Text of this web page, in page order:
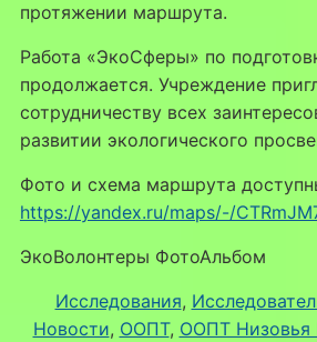
протяжении маршрута.
Работа «ЭкоСферы» по
продолжается. Учреждение
сотрудничеству всех
развитии экологического
Фото и схема маршрута
https://yandex.ru/maps/-/
ЭкоВолонтеры ФотоАльбом
Исследования,
Новости, ООПТ, ООПТ Низовья